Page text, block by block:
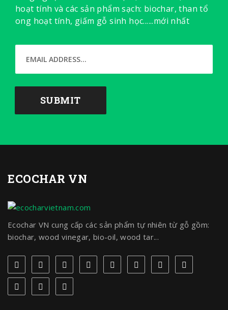
hoạt tính và các sản phẩm sạch: biochar, than tổ
ong hoạt tính, giấm gỗ sinh học......mới nhất
ECOCHAR VN
Ecochar VN cung cấp các sản phẩm tự nhiên từ gỗ gồm:
biochar, wood vinegar, bio-oil, wood tar...